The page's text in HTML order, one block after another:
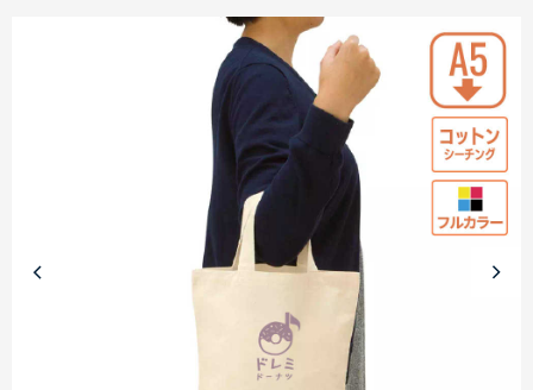
商品カテゴリーから探す